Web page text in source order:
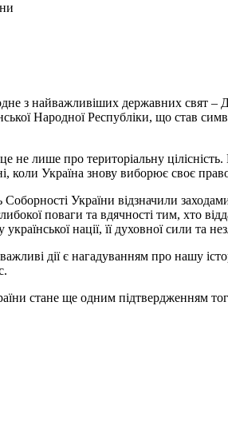
одне з найважливіших державних свят
Народної Республіки, що став
не лише про територіальну
коли Україна знову виборює своє
України відзначили
поваги та вдячності тим, хто
нації, її духовної сили та
дії є нагадуванням про нашу
стане ще одним підтвердженням